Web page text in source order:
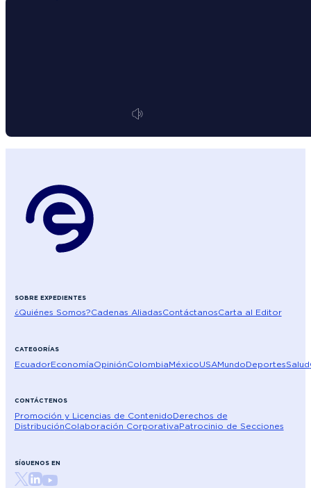
SOBRE EXPEDIENTES
¿Quiénes Somos?Cadenas AliadasContáctanosCarta al Editor
CATEGORÍAS
EcuadorEconomíaOpiniónColombiaMéxicoUSAMundoDeportesSalud
CONTÁCTENOS
Promoción y Licencias de ContenidoDerechos de
DistribuciónColaboración CorporativaPatrocinio de Secciones
SÍGUENOS EN